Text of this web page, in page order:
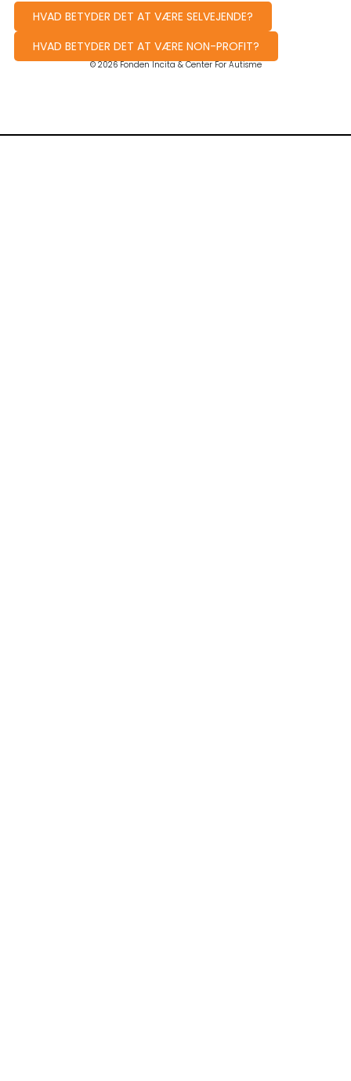
HVAD BETYDER DET AT VÆRE SELVEJENDE?
HVAD BETYDER DET AT VÆRE NON-PROFIT?
© 2026 Fonden Incita & Center For Autisme